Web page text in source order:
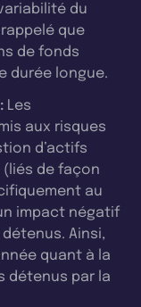
du
que
de fonds
durée longue.
Les
aux risques
d’actifs
(liés de façon
au
impact négatif
Ainsi,
quant à la
détenus par la